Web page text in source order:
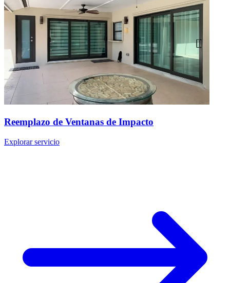
Reemplazo de Ventanas de Impacto
Explorar servicio